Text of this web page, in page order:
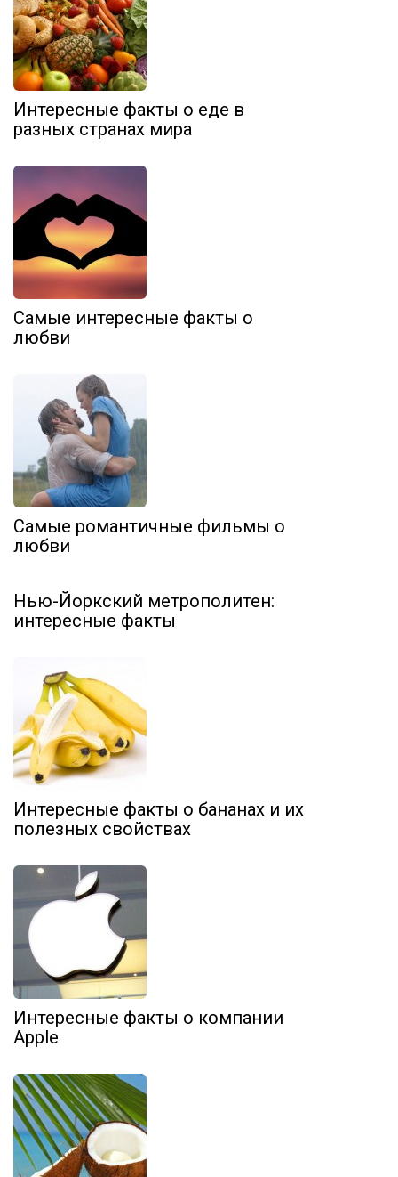
Интересные факты о еде в
разных странах мира
Самые интересные факты о
любви
Самые романтичные фильмы о
любви
Нью-Йоркский метрополитен:
интересные факты
Интересные факты о бананах и их
полезных свойствах
Интересные факты о компании
Apple